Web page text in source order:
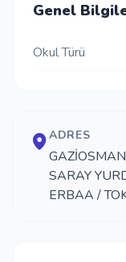
Genel
Okul Türü
ADRES
SARAY
ERBAA /